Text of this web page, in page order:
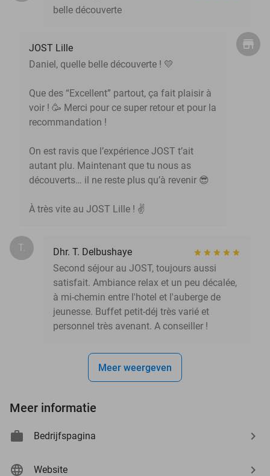
belle découverte
JOST Lille
Daniel, quelle belle découverte ! 💛
Que des “Excellent” partout, ça fait plaisir à
voir ! 🥳 Merci pour ce super retour et pour la
recommandation !
On est ravis que l’expérience JOST t’ait
autant plu. Maintenant que tu nous as
découverts… il ne reste plus qu’à revenir 😎
À très vite au JOST Lille ! ✌️
T.
Dhr. T. Delbushaye
Second séjour au JOST, toujours aussi
satisfait. Ambiance relax et un peu décalée,
à mi-chemin entre l'hotel et l'auberge de
jeunesse. Buffet petit-déj très varié et
personnel très avenant. A conseiller !
Meer weergeven
Meer informatie
Bedrijfspagina
Website